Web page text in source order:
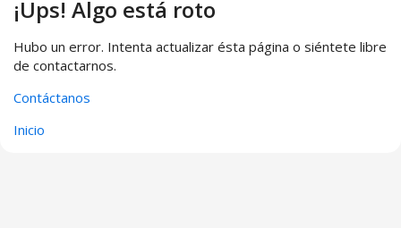
¡Ups! Algo está roto
Hubo un error. Intenta actualizar ésta página o siéntete libre
de contactarnos.
Contáctanos
Inicio